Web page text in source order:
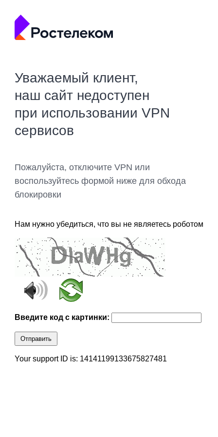
Уважаемый клиент,
наш сайт недоступен
при использовании VPN
сервисов
Пожалуйста, отключите VPN или
воспользуйтесь формой ниже для обхода
блокировки
Нам нужно убедиться, что вы не являетесь роботом
Введите код с картинки:
Отправить
Your support ID is: 14141199133675827481